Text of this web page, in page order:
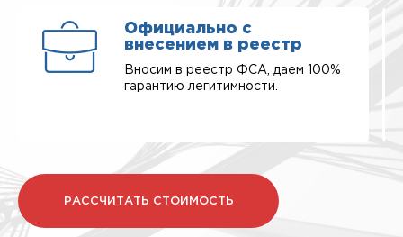
Официально с
внесением в реестр
Вносим в реестр ФСА, даем 100%
гарантию легитимности.
РАССЧИТАТЬ СТОИМОСТЬ